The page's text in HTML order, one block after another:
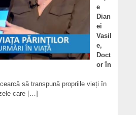
e
Dian
ei
Vasil
e,
Doct
or în
să transpună propriile vieți în
care […]